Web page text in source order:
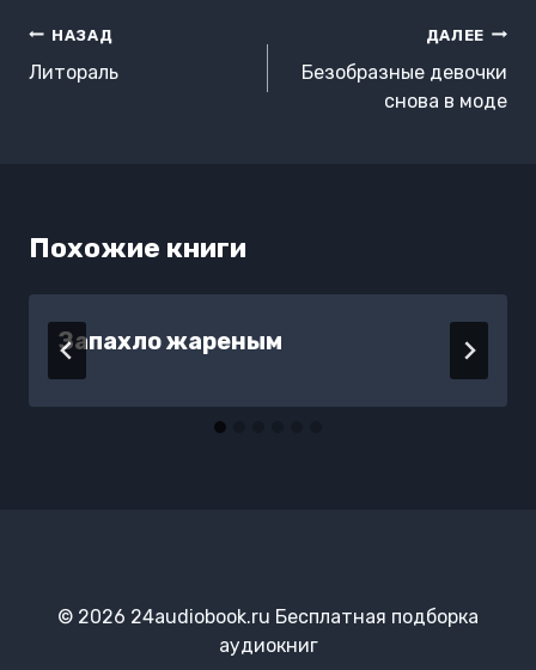
Навигация
по
НАЗАД
Литораль
ДАЛЕЕ
Безобразные девочки
снова в моде
Похожие книги
Запахло жареным
© 2026 24audiobook.ru Бесплатная подборка
аудиокниг